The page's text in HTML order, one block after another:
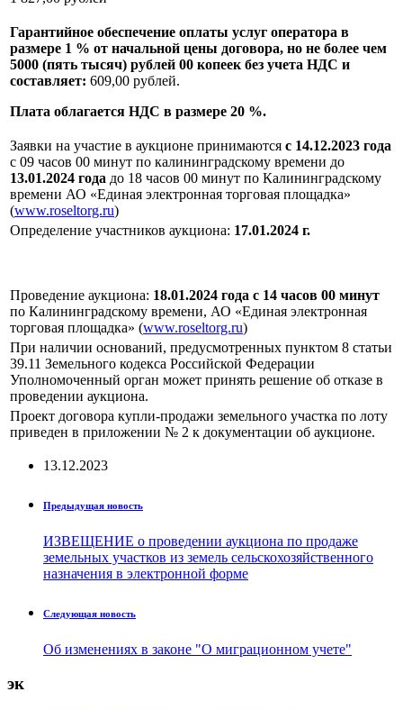
Гарантийное обеспечение оплаты услуг оператора в
размере 1 % от начальной цены договора, но не более чем
5000 (пять тысяч) рублей 00 копеек без учета НДС и
составляет: 609,00 рублей.
Плата облагается НДС в размере 20 %.
Заявки на участие в аукционе принимаются с 14.12.2023 года
с 09 часов 00 минут по калининградскому времени до
13.01.2024 года до 18 часов 00 минут по Калининградскому
времени АО «Единая электронная торговая площадка»
(www.roseltorg.ru)
Определение участников аукциона: 17.01.2024 г.
Проведение аукциона: 18.01.2024 года с 14 часов 00 минут
по Калининградскому времени, АО «Единая электронная
торговая площадка» (www.roseltorg.ru)
При наличии оснований, предусмотренных пунктом 8 статьи
39.11 Земельного кодекса Российской Федерации
Уполномоченный орган может принять решение об отказе в
проведении аукциона.
Проект договора купли-продажи земельного участка по лоту
приведен в приложении № 2 к документации об аукционе.
13.12.2023
Предыдущая новость
ИЗВЕЩЕНИЕ о проведении аукциона по продаже
земельных участков из земель сельскохозяйственного
назначения в электронной форме
Следующая новость
Об изменениях в законе "О миграционном учете"
эк